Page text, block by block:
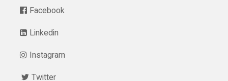
Facebook
Linkedin
Instagram
Twitter